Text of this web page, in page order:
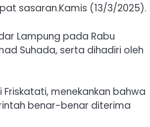
sasaran.Kamis (13/3/2025).
Lampung pada Rabu
Suhada, serta dihadiri oleh
menekankan bahwa
benar-benar diterima